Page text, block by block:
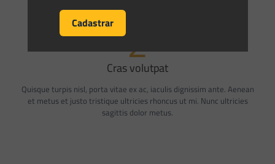
sagittis dolor metus.
2
Cras volutpat
Quisque turpis nisl, porta vitae ex ac, iaculis dignissim ante. Aenean
et metus et justo tristique ultricies rhoncus ut mi. Nunc ultricies
sagittis dolor metus.